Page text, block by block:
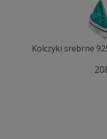
Kolczyki srebrne